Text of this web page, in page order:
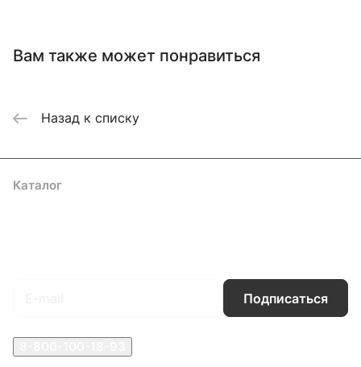
Вам также может понравиться
Назад к списку
Каталог
Подписаться